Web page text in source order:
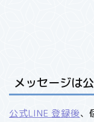
メッセージは
公式LINE 登録後、